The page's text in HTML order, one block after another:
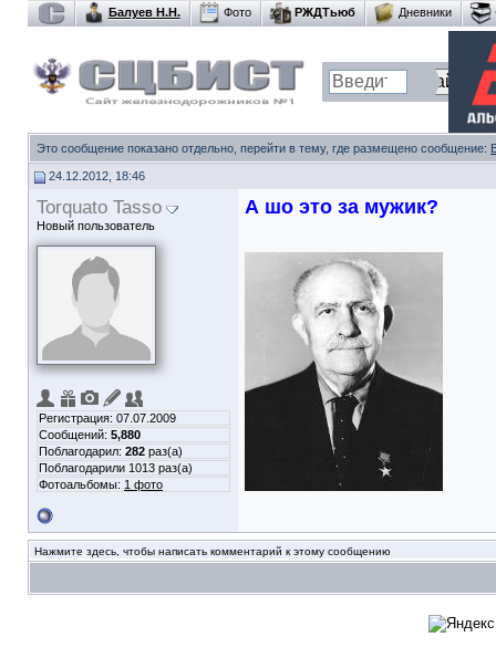
Балуев Н.Н. Фото РЖДТьюб Дневники
Это сообщение показано отдельно, перейти в тему, где размещено сообщение:
24.12.2012, 18:46
Torquato Tasso
Новый пользователь
Регистрация: 07.07.2009
Сообщений: 5,880
Поблагодарил: 282 раз(а)
Поблагодарили 1013 раз(а)
Фотоальбомы: 1 фото
А шо это за мужик?
Нажмите здесь, чтобы написать комментарий к этому сообщению